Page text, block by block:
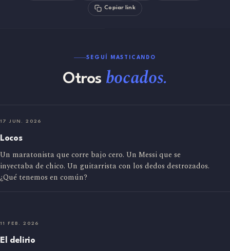
Copiar link
SEGUÍ MASTICANDO
Otros bocados.
17 JUN. 2026
Locos
Un maratonista que corre bajo cero. Un Messi que se
inyectaba de chico. Un guitarrista con los dedos destrozados.
¿Qué tenemos en común?
11 FEB. 2026
El delirio